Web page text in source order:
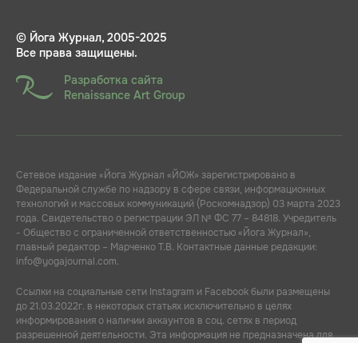
© Йога Журнал, 2005-2025
Все права защищены.
Разработка сайта
Renaissance Art Group
Сетевое издание «Йога Журнал «ЙОЖ» зарегистрировано в
Федеральной службе по надзору в сфере связи, информационных
технологий и массовых коммуникаций (Роскомнадзор) 03 марта 2023
года. Свидетельство о регистрации ЭЛ № ФС 77 – 84818. Учредитель
- Общество с ограниченной ответственностью «Йога Журнал»,
главный редактор – Марченко Т.В. Контактные данные редакции:
info@yogajournal.com.
Ссылки на социальные сети Instagram и Facebook были размещены
до 21.03.2022г. в некоторых статьях исключительно в целях
информирования о наличии аккаунтов в соц. сетях в период
разрешенной деятельности. Эта информация не предназначена для